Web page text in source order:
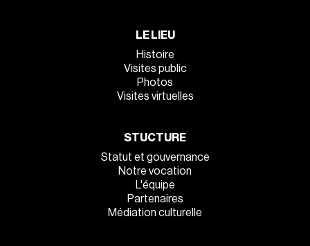
LE LIEU
Histoire
Visites public
Photos
Visites virtuelles
STUCTURE
Statut et gouvernance
Notre vocation
L'équipe
Partenaires
Médiation culturelle